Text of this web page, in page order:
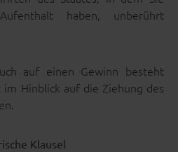
haben, unberührt
auf einen Gewinn besteht
Hinblick auf die Ziehung des
Klausel